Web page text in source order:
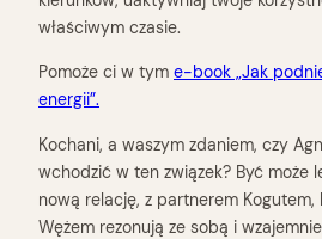
właściwym czasie.
Pomoże ci w tym e-book „Jak
energii”.
Kochani, a waszym zdaniem, czy
wchodzić w ten związek? Być może
nową relację, z partnerem Kogutem,
Wężem rezonują ze sobą i